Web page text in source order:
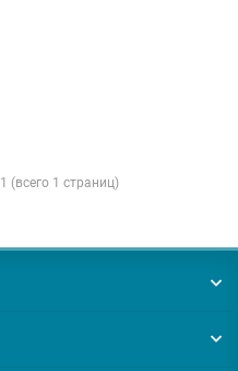
(всего 1 страниц)